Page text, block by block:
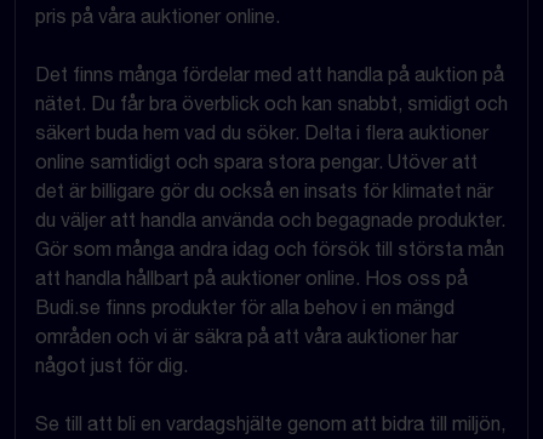
pris på våra auktioner online.
Det finns många fördelar med att handla på auktion på
nätet. Du får bra överblick och kan snabbt, smidigt och
säkert buda hem vad du söker. Delta i flera auktioner
online samtidigt och spara stora pengar. Utöver att
det är billigare gör du också en insats för klimatet när
du väljer att handla använda och begagnade produkter.
Gör som många andra idag och försök till största mån
att handla hållbart på auktioner online. Hos oss på
Budi.se finns produkter för alla behov i en mängd
områden och vi är säkra på att våra auktioner har
något just för dig.
Se till att bli en vardagshjälte genom att bidra till miljön,